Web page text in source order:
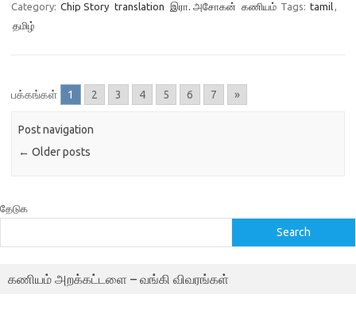
Category: Chip Story translation இரா. அசோகன் கணியம் Tags: tamil,
தமிழ்
பக்கங்கள் 1 2 3 4 5 6 7 »
Post navigation
← Older posts
தேடுக
Search
கணியம் அறக்கட்டளை – வங்கி விவரங்கள்